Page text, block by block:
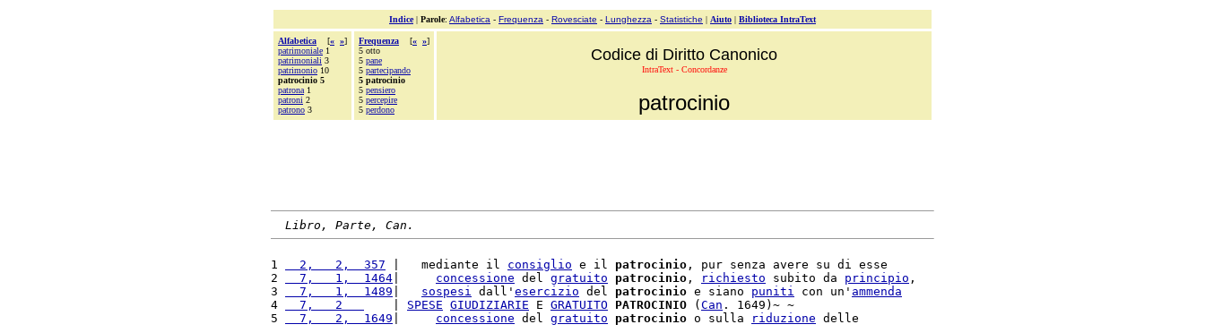
Indice| Parole: Alfabetica - Frequenza - Rovesciate - Lunghezza - Statistiche | Aiuto | Biblioteca IntraText
Alfabetica [« »]
patrimoniale 1
patrimoniali 3
patrimonio 10
patrocinio 5
patrona 1
patroni 2
patrono 3
Frequenza [« »]
5 otto
5 pane
5 partecipando
5 patrocinio
5 pensiero
5 percepire
5 perdono
Codice di Diritto Canonico
IntraText - Concordanze
patrocinio
Libro, Parte, Can.
1
  2,   2,  357
|   mediante il consiglio e il patrocinio , pur senza avere su di esse
2
  7,   1,  1464
concessione del gratuito patrocinio , richiesto subito da principio ,
3
  7,   1,  1489
sospesi dall' esercizio del patrocinio e siano puniti con un' ammenda
4
  7,   2
SPESE GIUDIZIARIE E GRATUITO PATROCINIO ( Can . 1649)~ ~
5
  7,   2,  1649
concessione del gratuito patrocinio o sulla riduzione